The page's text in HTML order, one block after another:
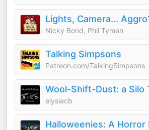
Lights, Camera...
Nicky Bond, Phil Tyman
Talking Simpsons
Patreon.com/TalkingSimpsons
Wool-Shift-Dust: a Silo
elysiacb